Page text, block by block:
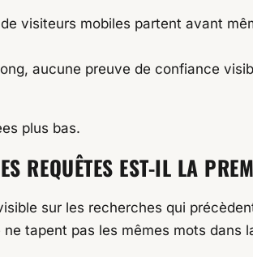
visiteurs mobiles partent avant
aucune preuve de confiance
plus bas.
REQUÊTES EST-IL LA
sur les recherches qui
tapent pas les mêmes mots dans